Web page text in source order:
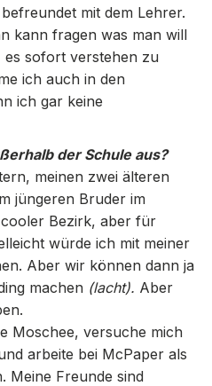
mit dem Lehrer.
kann fragen was man will
sofort verstehen zu
ich auch in den
ich gar keine
der Schule aus?
meinen zwei älteren
jüngeren Bruder im
cooler Bezirk, aber für
würde ich mit meiner
Aber wir können dann ja
machen (lacht). Aber
Moschee, versuche mich
arbeite bei McPaper als
Meine Freunde sind